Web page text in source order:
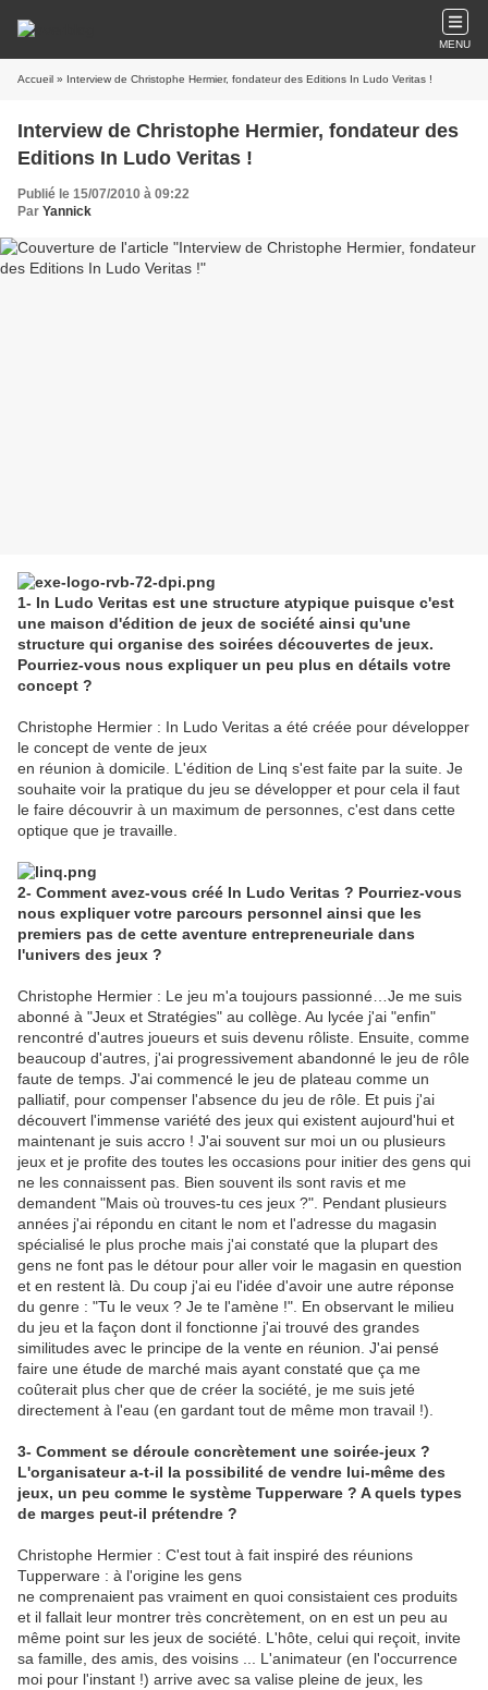
MENU
Accueil » Interview de Christophe Hermier, fondateur des Editions In Ludo Veritas !
Interview de Christophe Hermier, fondateur des
Editions In Ludo Veritas !
Publié le 15/07/2010 à 09:22
Par Yannick
1- In Ludo Veritas est une structure atypique puisque c'est
une maison d'édition de jeux de société ainsi qu'une
structure qui organise des soirées découvertes de jeux.
Pourriez-vous nous expliquer un peu plus en détails votre
concept ?
Christophe Hermier : In Ludo Veritas a été créée pour développer
le concept de vente de jeux
en réunion à domicile. L'édition de Linq s'est faite par la suite. Je
souhaite voir la pratique du jeu se développer et pour cela il faut
le faire découvrir à un maximum de personnes, c'est dans cette
optique que je travaille.
2- Comment avez-vous créé In Ludo Veritas ? Pourriez-vous
nous expliquer votre parcours personnel ainsi que les
premiers pas de cette aventure entrepreneuriale dans
l'univers des jeux ?
Christophe Hermier : Le jeu m'a toujours passionné…Je me suis
abonné à "Jeux et Stratégies" au collège. Au lycée j'ai "enfin"
rencontré d'autres joueurs et suis devenu rôliste. Ensuite, comme
beaucoup d'autres, j'ai progressivement abandonné le jeu de rôle
faute de temps. J'ai commencé le jeu de plateau comme un
palliatif, pour compenser l'absence du jeu de rôle. Et puis j'ai
découvert l'immense variété des jeux qui existent aujourd'hui et
maintenant je suis accro ! J'ai souvent sur moi un ou plusieurs
jeux et je profite des toutes les occasions pour initier des gens qui
ne les connaissent pas. Bien souvent ils sont ravis et me
demandent "Mais où trouves-tu ces jeux ?". Pendant plusieurs
années j'ai répondu en citant le nom et l'adresse du magasin
spécialisé le plus proche mais j'ai constaté que la plupart des
gens ne font pas le détour pour aller voir le magasin en question
et en restent là. Du coup j'ai eu l'idée d'avoir une autre réponse
du genre : "Tu le veux ? Je te l'amène !". En observant le milieu
du jeu et la façon dont il fonctionne j'ai trouvé des grandes
similitudes avec le principe de la vente en réunion. J'ai pensé
faire une étude de marché mais ayant constaté que ça me
coûterait plus cher que de créer la société, je me suis jeté
directement à l'eau (en gardant tout de même mon travail !).
3- Comment se déroule concrètement une soirée-jeux ?
L'organisateur a-t-il la possibilité de vendre lui-même des
jeux, un peu comme le système Tupperware ? A quels types
de marges peut-il prétendre ?
Christophe Hermier : C'est tout à fait inspiré des réunions
Tupperware : à l'origine les gens
ne comprenaient pas vraiment en quoi consistaient ces produits
et il fallait leur montrer très concrètement, on en est un peu au
même point sur les jeux de société. L'hôte, celui qui reçoit, invite
sa famille, des amis, des voisins ... L'animateur (en l'occurrence
moi pour l'instant !) arrive avec sa valise pleine de jeux, les